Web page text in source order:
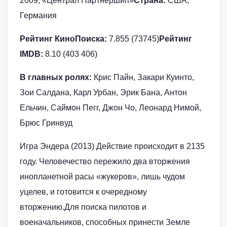
Германия
Рейтинг КиноПоиска: 7.855 (73745)Рейтинг
IMDB: 8.10 (403 406)
В главных ролях: Крис Пайн, Закари Куинто,
Зои Салдана, Карл Урбан, Эрик Бана, Антон
Ельчин, Саймон Пегг, Джон Чо, Леонард Нимой,
Брюс Гринвуд
Игра Эндера (2013) Действие происходит в 2135
году. Человечество пережило два вторжения
инопланетной расы «жукеров», лишь чудом
уцелев, и готовится к очередному
вторжению.Для поиска пилотов и
военачальников, способных принести Земле